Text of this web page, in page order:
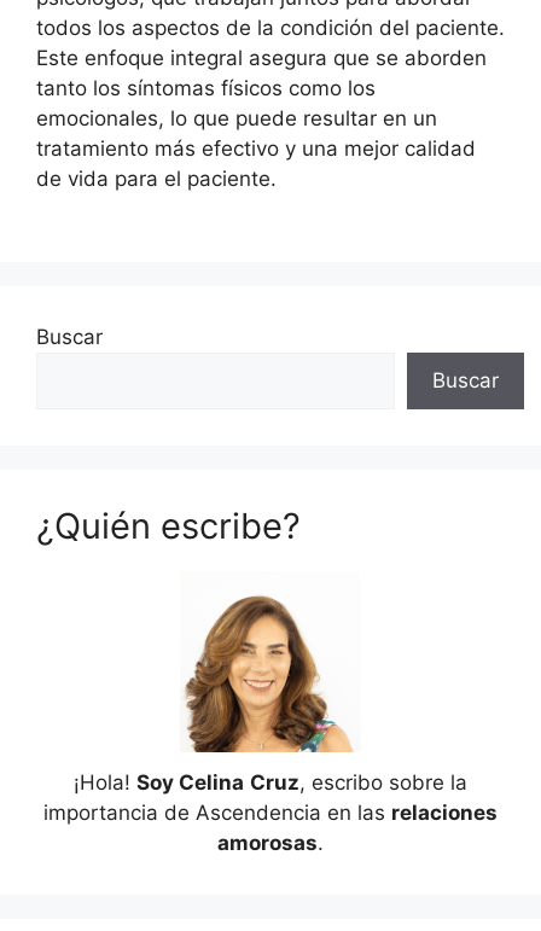
todos los aspectos de la condición del paciente.
Este enfoque integral asegura que se aborden
tanto los síntomas físicos como los
emocionales, lo que puede resultar en un
tratamiento más efectivo y una mejor calidad
de vida para el paciente.
Buscar
Buscar
¿Quién escribe?
¡Hola! Soy Celina Cruz, escribo sobre la
importancia de Ascendencia en las relaciones
amorosas.